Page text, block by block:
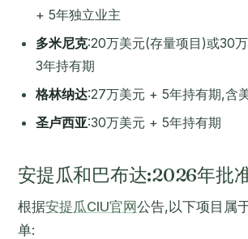
+ 5年独立业主
多米尼克:20万美元(存量项目)或30
3年持有期
格林纳达:27万美元 + 5年持有期,含
圣卢西亚:30万美元 + 5年持有期
安提瓜和巴布达:2026年批
根据安提瓜CIU官网公告,以下项目属
单: